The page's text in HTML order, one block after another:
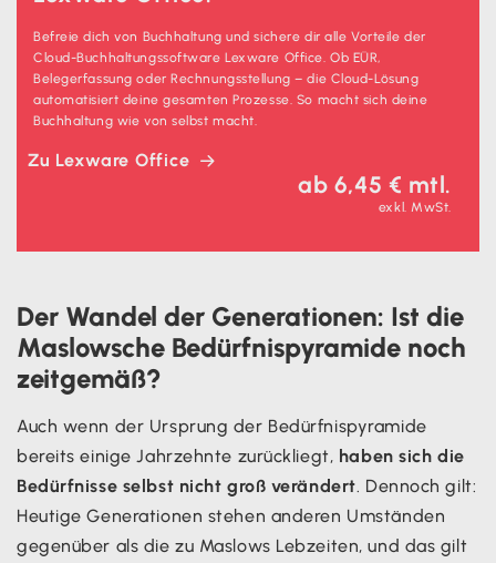
Befreie dich von Buchhaltung und sichere dir alle Vorteile der
Cloud-Buchhaltungssoftware Lexware Office. Ob EÜR,
Belegerfassung oder Rechnungsstellung – die Cloud-Lösung
automatisiert deine gesamten Prozesse. So macht sich deine
Buchhaltung wie von selbst macht.
Zu Lexware Office
ab 6,45 € mtl.
exkl. MwSt.
Der Wandel der Generationen: Ist die
Maslowsche Bedürfnispyramide noch
zeitgemäß?
Auch wenn der Ursprung der Bedürfnispyramide
bereits einige Jahrzehnte zurückliegt, haben sich die
Bedürfnisse selbst nicht groß verändert. Dennoch gilt:
Heutige Generationen stehen anderen Umständen
gegenüber als die zu Maslows Lebzeiten, und das gilt